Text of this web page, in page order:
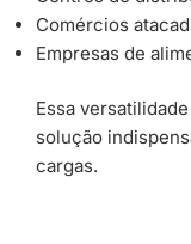
Comércios
Empresas de
Essa
solução
cargas.